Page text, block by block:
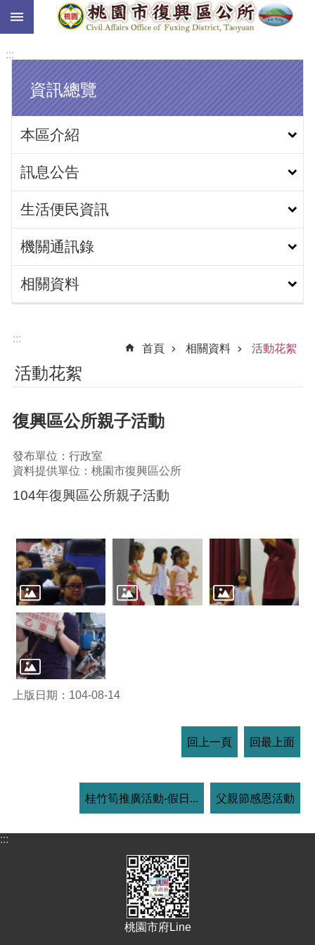
跳到主要內容區塊
:::
資訊總覽
本區介紹
訊息公告
生活便民資訊
機關通訊錄
相關資料
:::
首頁
相關資料 活動花絮
活動花絮
復興區公所親子活動
發布單位：行政室
資料提供單位：桃園市復興區公所
104年復興區公所親子活動
上版日期：104-08-14
回上一頁 回最上面
桂竹筍推廣活動-假日... 父親節感恩活動
:::
桃園市府Line